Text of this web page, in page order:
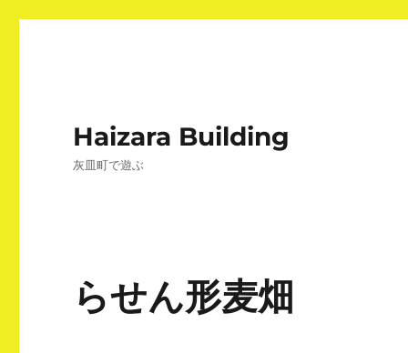
Haizara Building
灰皿町で遊ぶ
らせん形麦畑